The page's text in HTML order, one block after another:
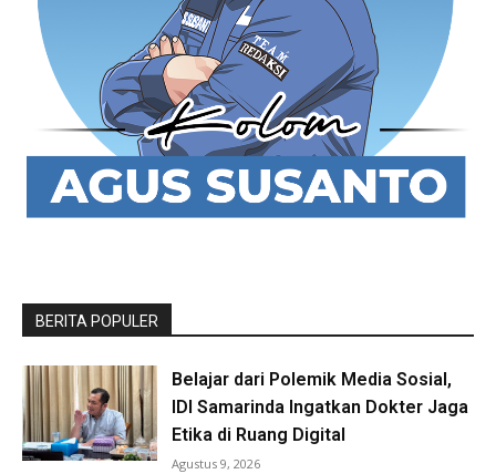
BERITA POPULER
Belajar dari Polemik Media Sosial,
IDI Samarinda Ingatkan Dokter Jaga
Etika di Ruang Digital
Agustus 9, 2026